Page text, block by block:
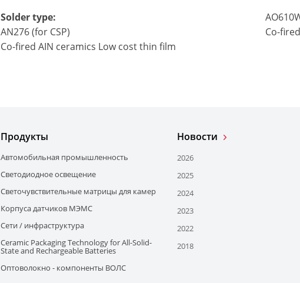
Solder type:
AN276 (for CSP)
Co-fired AIN ceramics Low cost thin film
Co-
Продукты
Автомобильная промышленность
Светодиодное освещение
Светочувствительные матрицы для камер
Корпуса датчиков МЭМС
Сети / инфраструктура
Ceramic Packaging Technology for All-Solid-
State and Rechargeable Batteries
Оптоволокно - компоненты ВОЛС
Новости
2026
2025
2024
2023
2022
2018